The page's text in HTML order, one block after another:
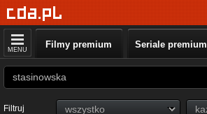
MENU Filmy premium Seriale premium
Filtruj